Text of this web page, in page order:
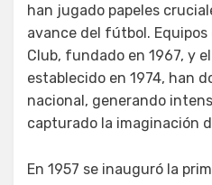
han jugado papeles
avance del fútbol. Equipos
Club, fundado en 1967, y
establecido en 1974, han
nacional, generando
capturado la imaginación
En 1957 se inauguró la